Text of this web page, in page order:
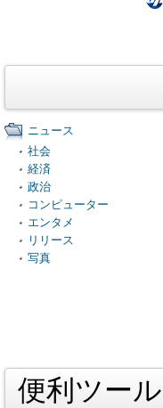
ニュース
社会
経済
政治
コンピューター
エンタメ
リリース
写真
便利ツー